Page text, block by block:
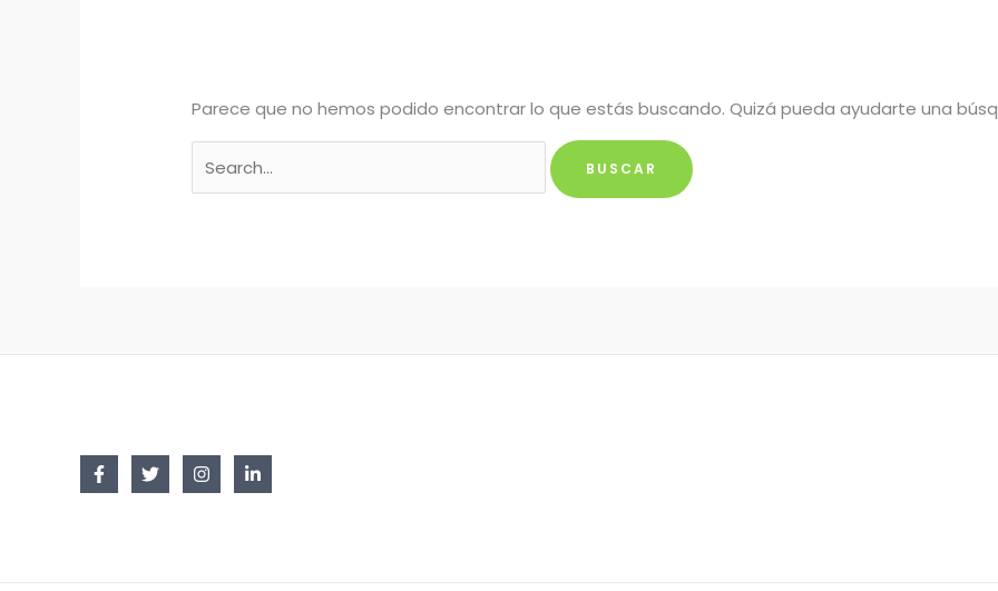
Parece que no hemos podido encontrar lo que estás buscando. Quizá pueda ayudarte una